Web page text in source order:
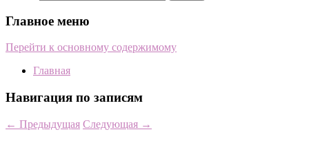
Главное меню
Перейти к основному содержимому
Главная
Навигация по записям
← Предыдущая Следующая →